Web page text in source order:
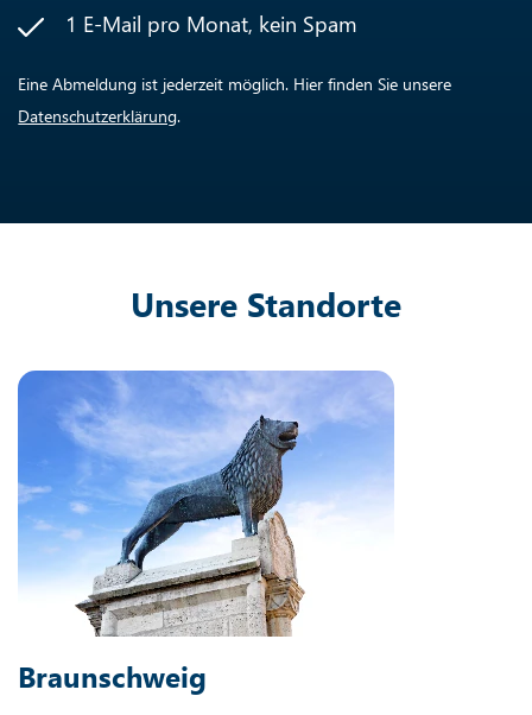
1 E-Mail pro Monat, kein Spam
Eine Abmeldung ist jederzeit möglich. Hier finden Sie unsere
Datenschutzerklärung.
Unsere Standorte
Braunschweig